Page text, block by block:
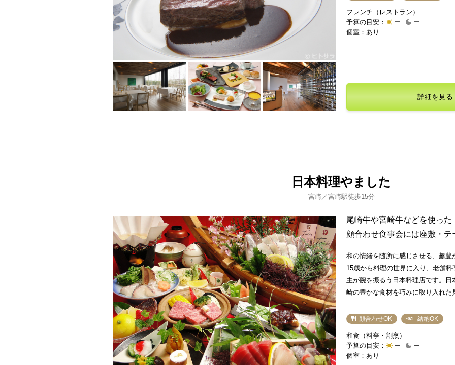
フレンチ（レストラン）
予算の目安：
ー
ー
個室：あり
トアップされた竹林の様子がロマン
変わります。両家の大切な出会いに
詳細を見る
日本料理やました
宮崎／宮崎駅徒歩15分
顔合わせOK 結納OK
和食（料亭・割烹）
予算の目安：
ー
ー
個室：あり
尾崎牛や宮崎牛などを使った
顔合わせ食事会には座敷・
和の情緒を随所に感じさせる、趣豊
15歳から料理の世界に入り、老舗
主が腕を振るう日本料理店です。
崎の豊かな食材を巧みに取り入れた
ど、素材選びにも確かな目を光らせ
える多彩なコースが用意されていて
に応じて選べる個室で、両家だけの